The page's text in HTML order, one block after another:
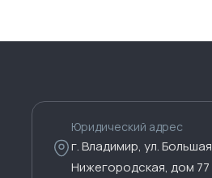
Юридический адрес
г. Владимир, ул. Большая
Нижегородская, дом 77